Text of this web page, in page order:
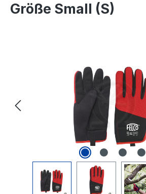
Größe Small (S)